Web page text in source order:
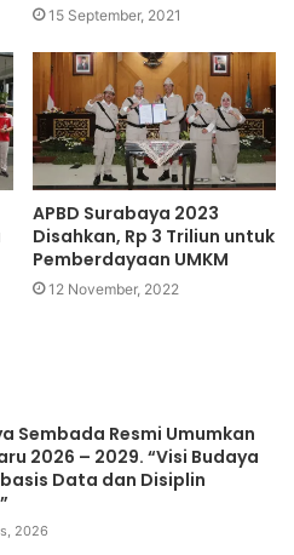
15 September, 2021
APBD Surabaya 2023
Disahkan, Rp 3 Triliun untuk
Pemberdayaan UMKM
12 November, 2022
Sembada Resmi Umumkan
2026 – 2029. “Visi Budaya
Data dan Disiplin
2026